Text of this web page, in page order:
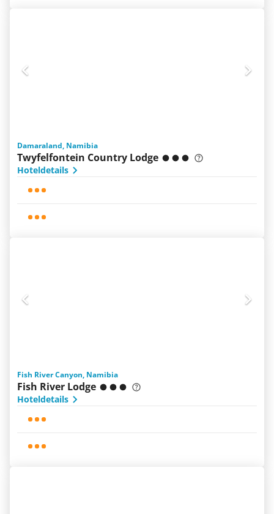
Damaraland, Namibia
Twyfelfontein Country Lodge
Hoteldetails
Fish River Canyon, Namibia
Fish River Lodge
Hoteldetails